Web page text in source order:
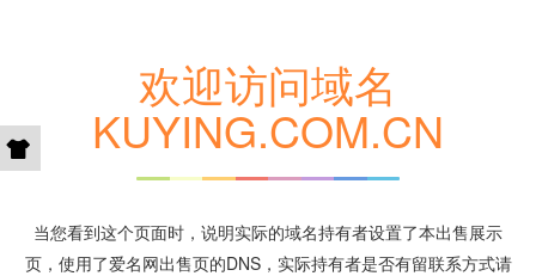
欢迎访问域名
KUYING.COM.CN
当您看到这个页面时，说明实际的域名持有者设置了本出售展示
页，使用了爱名网出售页的DNS，实际持有者是否有留联系方式请